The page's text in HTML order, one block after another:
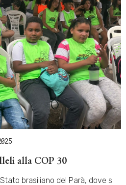
alla COP 30
brasiliano del Parà, dove si